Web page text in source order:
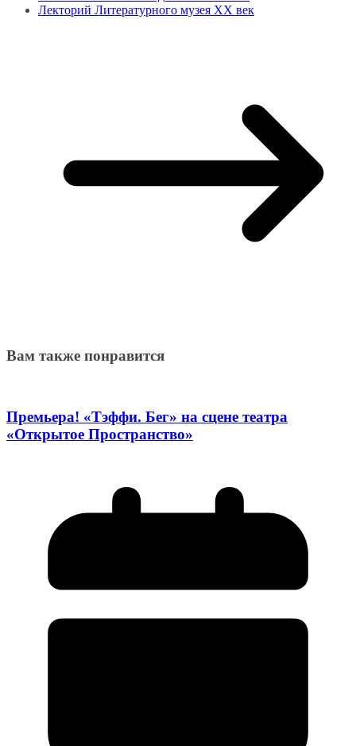
Лекторий Литературного музея ХХ век
Вам также понравится
Премьера! «Тэффи. Бег» на сцене театра
«Открытое Пространство»